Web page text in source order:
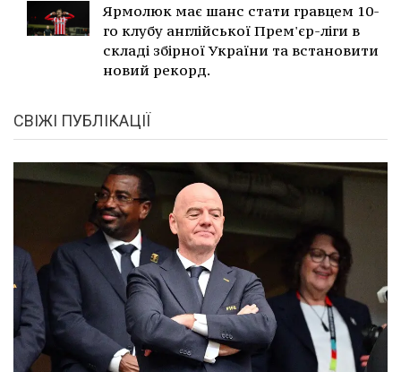
Ярмолюк має шанс стати гравцем 10-
го клубу англійської Прем'єр-ліги в
складі збірної України та встановити
новий рекорд.
СВІЖІ ПУБЛІКАЦІЇ